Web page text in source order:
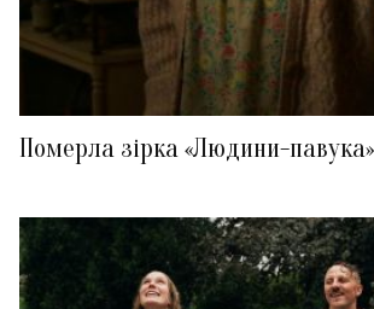
Померла зірка «Людини-